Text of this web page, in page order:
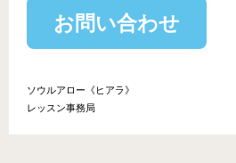
お問い合わせ
ソウルアロー《ヒアラ》
レッスン事務局